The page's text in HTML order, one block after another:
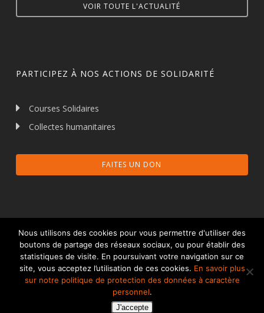
VOIR TOUTE L'ACTUALITÉ
PARTICIPEZ À NOS ACTIONS DE SOLIDARITÉ
Courses Solidaires
Collectes humanitaires
FAITES UN DON
© 2026 Talents et Partage.Mentions légales
Protection des données à caractère personnel
Nous utilisons des cookies pour vous permettre d'utiliser des
boutons de partage des réseaux sociaux, ou pour établir des
statistiques de visite. En poursuivant votre navigation sur ce
site, vous acceptez l’utilisation de ces cookies. En savoir plus
sur notre politique de protection des données à caractère
personnel.
J'accepte